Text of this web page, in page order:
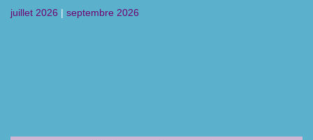
juillet 2026 | septembre 2026